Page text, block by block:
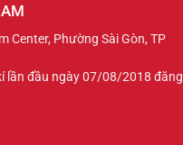
Center, Phường Sài Gòn, TP
lần đầu ngày 07/08/2018 đăng